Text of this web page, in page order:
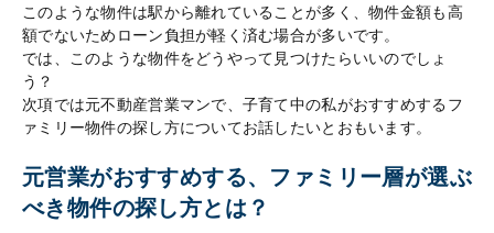
このような物件は駅から離れていることが多く、物件金額も高
額でないためローン負担が軽く済む場合が多いです。
では、このような物件をどうやって見つけたらいいのでしょ
う？
次項では元不動産営業マンで、子育て中の私がおすすめするフ
ァミリー物件の探し方についてお話したいとおもいます。
元営業がおすすめする、ファミリー層が選ぶ
べき物件の探し方とは？